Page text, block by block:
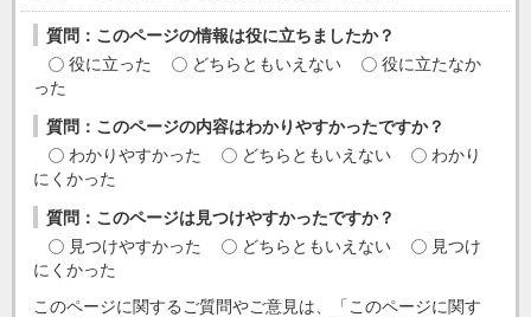
質問：このページの情報は役に立ちましたか？
役に立った
どちらともいえない
役に立たなか
った
質問：このページの内容はわかりやすかったですか？
わかりやすかった
どちらともいえない
わかり
にくかった
質問：このページは見つけやすかったですか？
見つけやすかった
どちらともいえない
見つけ
にくかった
このページに関するご質問やご意見は、「このページに関す